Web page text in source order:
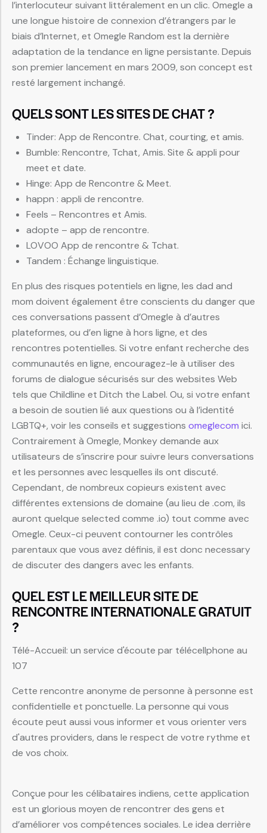
l’interlocuteur suivant littéralement en un clic. Omegle a
une longue histoire de connexion d’étrangers par le
biais d’Internet, et Omegle Random est la dernière
adaptation de la tendance en ligne persistante. Depuis
son premier lancement en mars 2009, son concept est
resté largement inchangé.
QUELS SONT LES SITES DE CHAT ?
Tinder: App de Rencontre. Chat, courting, et amis.
Bumble: Rencontre, Tchat, Amis. Site & appli pour
meet et date.
Hinge: App de Rencontre & Meet.
happn : appli de rencontre.
Feels – Rencontres et Amis.
adopte – app de rencontre.
LOVOO App de rencontre & Tchat.
Tandem : Échange linguistique.
En plus des risques potentiels en ligne, les dad and
mom doivent également être conscients du danger que
ces conversations passent d’Omegle à d’autres
plateformes, ou d’en ligne à hors ligne, et des
rencontres potentielles. Si votre enfant recherche des
communautés en ligne, encouragez-le à utiliser des
forums de dialogue sécurisés sur des websites Web
tels que Childline et Ditch the Label. Ou, si votre enfant
a besoin de soutien lié aux questions ou à l’identité
LGBTQ+, voir les conseils et suggestions omeglecom ici.
Contrairement à Omegle, Monkey demande aux
utilisateurs de s’inscrire pour suivre leurs conversations
et les personnes avec lesquelles ils ont discuté.
Cependant, de nombreux copieurs existent avec
différentes extensions de domaine (au lieu de .com, ils
auront quelque selected comme .io) tout comme avec
Omegle. Ceux-ci peuvent contourner les contrôles
parentaux que vous avez définis, il est donc necessary
de discuter des dangers avec les enfants.
QUEL EST LE MEILLEUR SITE DE
RENCONTRE INTERNATIONALE GRATUIT
?
Télé-Accueil: un service d'écoute par télécellphone au
107
Cette rencontre anonyme de personne à personne est
confidentielle et ponctuelle. La personne qui vous
écoute peut aussi vous informer et vous orienter vers
d'autres providers, dans le respect de votre rythme et
de vos choix.
Conçue pour les célibataires indiens, cette application
est un glorious moyen de rencontrer des gens et
d’améliorer vos compétences sociales. Le idea derrière